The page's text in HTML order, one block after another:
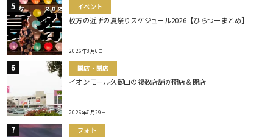
イベント
枚方の近所の夏祭りスケジュール2026【ひらつーまとめ】
2026年8月6日
開店・閉店
イオンモール久御山の複数店舗が開店＆閉店
2026年7月29日
フォト